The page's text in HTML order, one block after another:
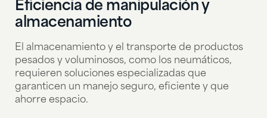
Eficiencia de manipulación y
almacenamiento
El almacenamiento y el transporte de productos
pesados y voluminosos, como los neumáticos,
requieren soluciones especializadas que
garanticen un manejo seguro, eficiente y que
ahorre espacio.